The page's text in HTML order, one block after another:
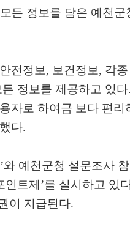
든 정보를 담은 예천군
전정보, 보건정보, 각종
정보를 제공하고 있
자로 하여금 보다 편리
다.
예천군청 설문조사
트제’를 실시하고 있
이 지급된다.